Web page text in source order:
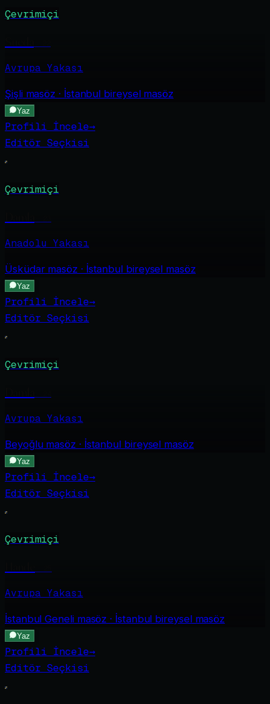
Çevrimiçi
Avrupa Yakası
Şişlimasöz · İstanbul bireysel masöz
Yaz
Profili İncele→
Editör Seçkisi
Çevrimiçi
Anadolu Yakası
Üsküdarmasöz · İstanbul bireysel masöz
Yaz
Profili İncele→
Editör Seçkisi
Çevrimiçi
Avrupa Yakası
Beyoğlumasöz · İstanbul bireysel masöz
Yaz
Profili İncele→
Editör Seçkisi
Çevrimiçi
Avrupa Yakası
İstanbul Genelimasöz · İstanbul bireysel masöz
Yaz
Profili İncele→
Editör Seçkisi